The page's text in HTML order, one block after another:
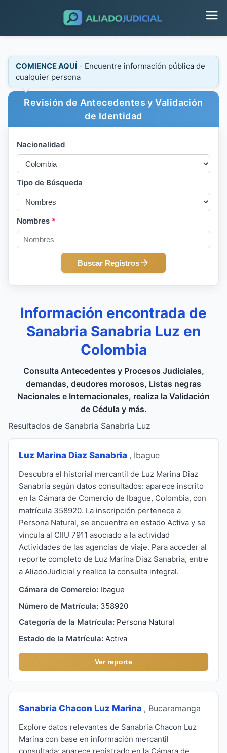
COMIENCE AQUÍ - Encuentre información pública de
cualquier persona
Revisión de Antecedentes y Validación
de Identidad
Nacionalidad
Tipo de Búsqueda
Nombres *
Buscar Registros
Información encontrada de
Sanabria Sanabria Luz en
Colombia
Consulta Antecedentes y Procesos Judiciales,
demandas, deudores morosos, Listas negras
Nacionales e Internacionales, realiza la Validación
de Cédula y más.
Resultados de Sanabria Sanabria Luz
Luz Marina Diaz Sanabria , Ibague
Descubra el historial mercantil de Luz Marina Diaz
Sanabria según datos consultados: aparece inscrito
en la Cámara de Comercio de Ibague, Colombia, con
matrícula 358920. La inscripción pertenece a
Persona Natural, se encuentra en estado Activa y se
vincula al CIIU 7911 asociado a la actividad
Actividades de las agencias de viaje. Para acceder al
reporte completo de Luz Marina Diaz Sanabria, entre
a AliadoJudicial y realice la consulta integral.
Cámara de Comercio: Ibague
Número de Matrícula: 358920
Categoría de la Matrícula: Persona Natural
Estado de la Matrícula: Activa
Ver reporte
Sanabria Chacon Luz Marina , Bucaramanga
Explore datos relevantes de Sanabria Chacon Luz
Marina con base en información mercantil